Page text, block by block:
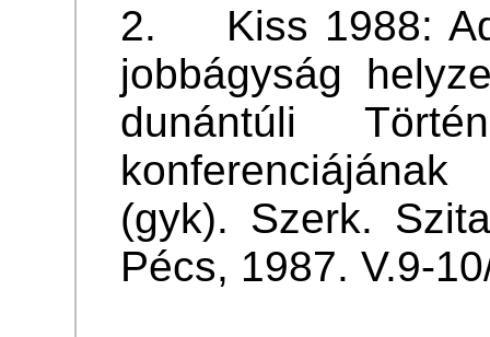
2. Kiss 1988:
jobbágyság
dunántúli
(gyk). Szerk.
Pécs, 1987. V.9-